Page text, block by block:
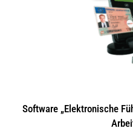
Software „Elektronische